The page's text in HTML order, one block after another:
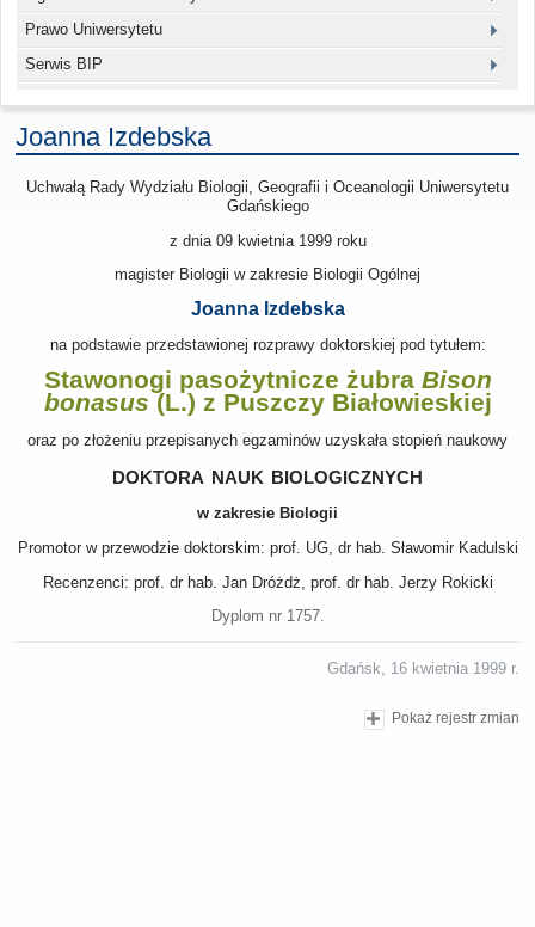
Prawo Uniwersytetu
Serwis BIP
Joanna Izdebska
Uchwałą Rady Wydziału Biologii, Geografii i Oceanologii Uniwersytetu
Gdańskiego
z dnia 09 kwietnia 1999roku
magister Biologii w zakresie Biologii Ogólnej
Joanna Izdebska
na podstawie przedstawionej rozprawy doktorskiej pod tytułem:
Stawonogi pasożytnicze żubra Bison
bonasus(L.) z Puszczy Białowieskiej
oraz po złożeniu przepisanych egzaminów uzyskała stopień naukowy
doktora nauk biologicznych
w zakresie Biologii
Promotor w przewodzie doktorskim: prof. UG, dr hab. Sławomir Kadulski
Recenzenci: prof. dr hab. Jan Dróżdż, prof. dr hab. Jerzy Rokicki
Dyplom nr 1757.
Gdańsk, 16 kwietnia 1999 r.
Pokaż rejestr zmian